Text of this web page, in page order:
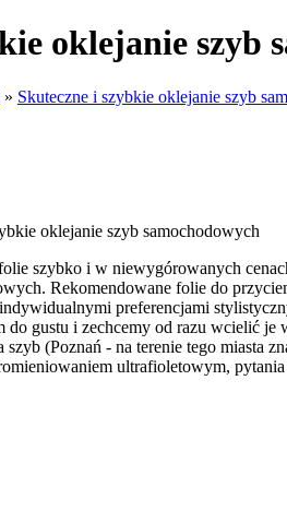
oklejanie szyb
» Skuteczne i szybkie oklejanie szyb
oklejanie szyb samochodowych
szybko i w niewygórowanych
Rekomendowane folie do
preferencjami
do gustu i zechcemy od razu wcielić
szyb (Poznań - na terenie tego miasta
ultrafioletowym,